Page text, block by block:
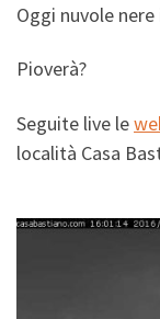
Oggi nuvole
Pioverà?
Seguite live le
località Casa